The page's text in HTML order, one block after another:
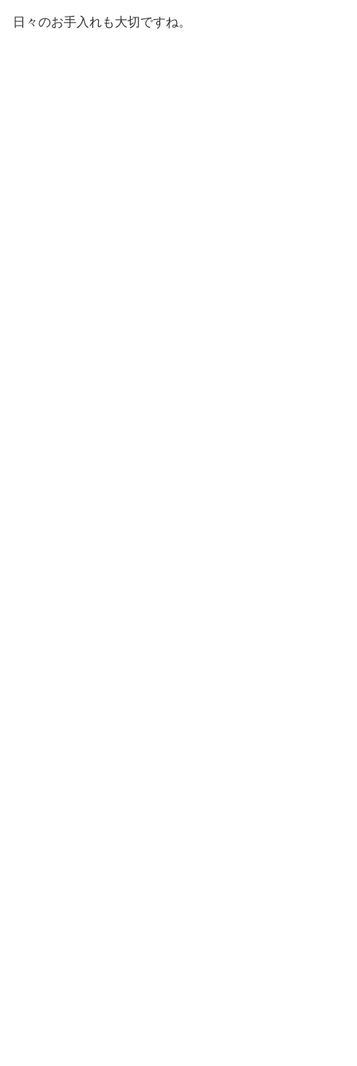
日々のお手入れも大切ですね。